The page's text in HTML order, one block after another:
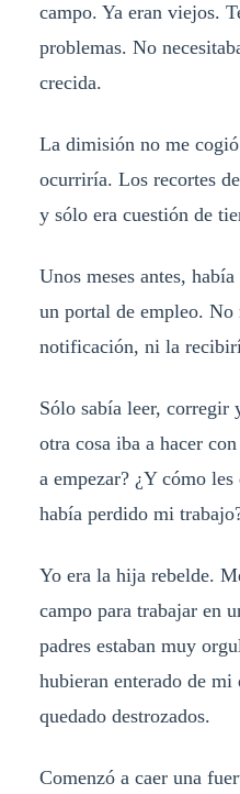
campo. Ya eran viejos.
problemas. No
crecida.
La dimisión no me
ocurriría. Los recortes
y sólo era cuestión de
Unos meses antes,
un portal de empleo. No
notificación, ni la
Sólo sabía leer, corregir
otra cosa iba a hacer
a empezar? ¿Y cómo
había perdido mi
Yo era la hija rebelde.
campo para trabajar en
padres estaban muy
hubieran enterado de mi
quedado destrozados.
Comenzó a caer una